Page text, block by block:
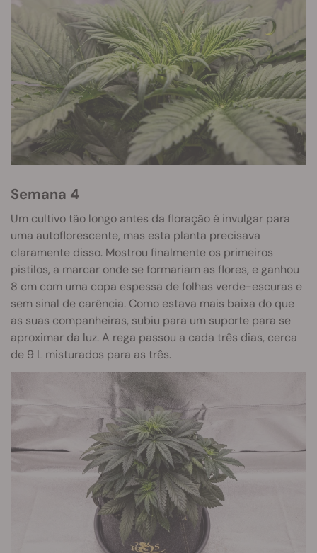
Semana 4
Um cultivo tão longo antes da floração é invulgar para
uma autoflorescente, mas esta planta precisava
claramente disso. Mostrou finalmente os primeiros
pistilos, a marcar onde se formariam as flores, e ganhou
8 cm com uma copa espessa de folhas verde-escuras e
sem sinal de carência. Como estava mais baixa do que
as suas companheiras, subiu para um suporte para se
aproximar da luz. A rega passou a cada três dias, cerca
de 9 L misturados para as três.